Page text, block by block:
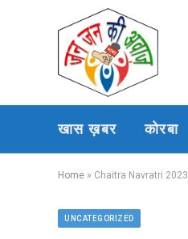
खास ख़बर कोरबा
Home » Chaitra Navratri 2023:-
UNCATEGORIZED